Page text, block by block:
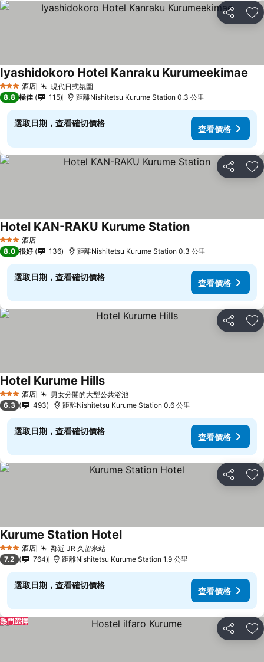
分享 放
3 星級 酒店 現代日式氛圍
Iyashidokoro Hotel Kanraku Kurumeekimae
8.8 極佳 115 距離Nishitetsu Kurume Station 0.3 公里
選取日期，查看確切價格
查看價格
分享 放
3 星級 酒店
Hotel KAN-RAKU Kurume Station查看價格
8.0 很好 136 距離Nishitetsu Kurume Station 0.3 公里
選取日期，查看確切價格
查看價格
分享 放
3 星級 酒店 男女分開的大型公共浴池查看價格
Hotel Kurume Hills查看價格
6.3 493 距離Nishitetsu Kurume Station 0.6 公里
選取日期，查看確切價格
查看價格
分享 放
3 星級 酒店 鄰近 JR 久留米站查看價格
Kurume Station Hotel查看價格
7.2 764 距離Nishitetsu Kurume Station 1.9 公里
選取日期，查看確切價格
查看價格
分享 放
熱門選擇